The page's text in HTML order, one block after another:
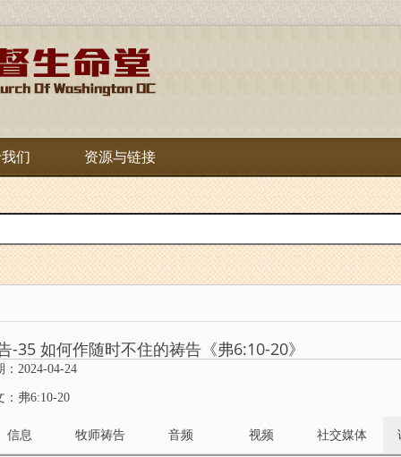
们 资源与链接
-35 如何作随时不住的祷告《弗6:10-20》
：2024-04-24
：弗6:10-20
信息 牧师祷告 音频 视频 社交媒体